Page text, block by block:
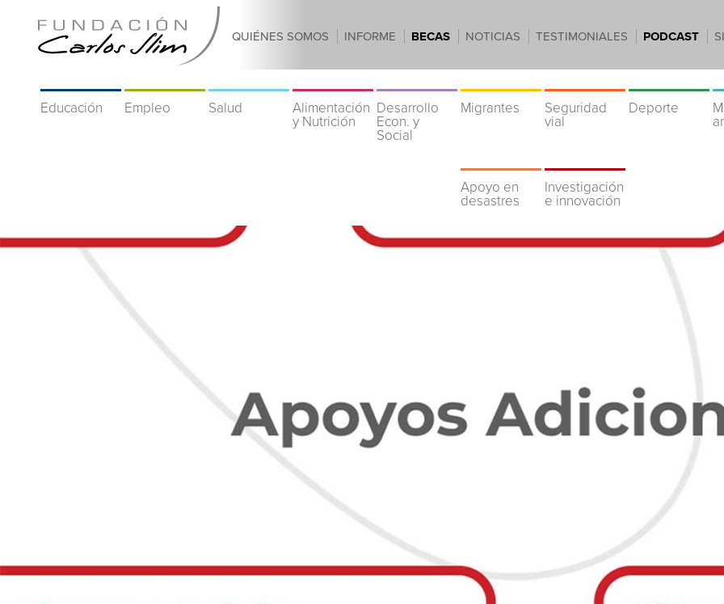
QUIÉNES SOMOS INFORME BECAS NOTICIAS TESTIMONIALES PODCAST
Educación Empleo Salud
Alimentación
y Nutrición
Desarrollo
Econ. y
Social
Migrantes
Seguridad
vial
Deporte
Apoyo en
desastres
Investigación
e innovación